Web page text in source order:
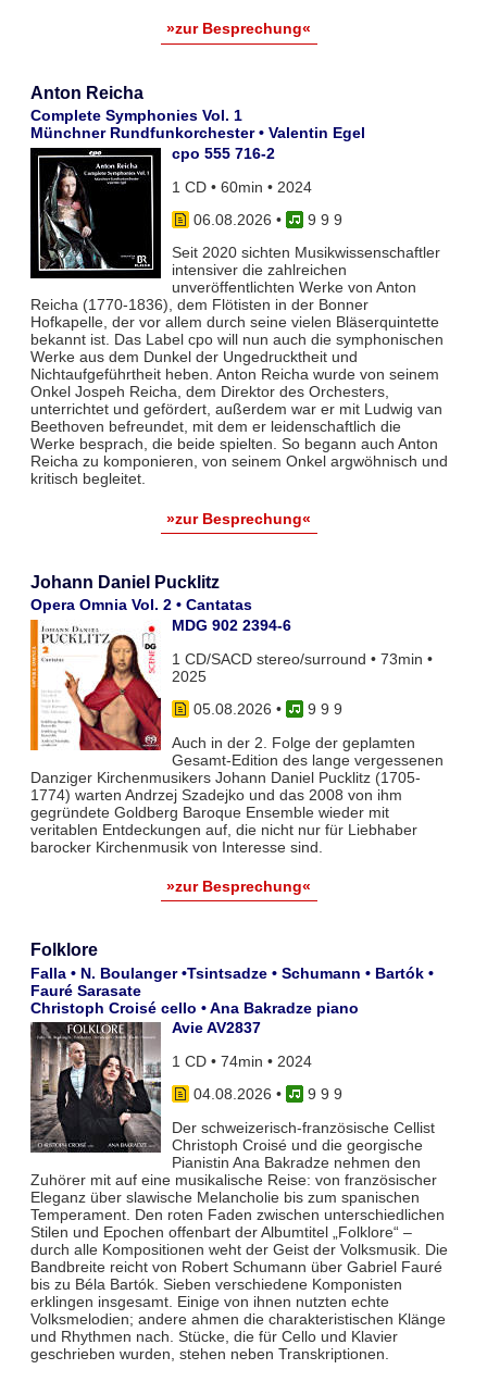
»zur Besprechung«
Anton Reicha
Complete Symphonies Vol. 1
Münchner Rundfunkorchester • Valentin Egel
cpo 555 716-2
1 CD • 60min • 2024
06.08.2026 •
9 9 9
Seit 2020 sichten Musikwissenschaftler
intensiver die zahlreichen
unveröffentlichten Werke von Anton
Reicha (1770-1836), dem Flötisten in der Bonner
Hofkapelle, der vor allem durch seine vielen Bläserquintette
bekannt ist. Das Label cpo will nun auch die symphonischen
Werke aus dem Dunkel der Ungedrucktheit und
Nichtaufgeführtheit heben. Anton Reicha wurde von seinem
Onkel Jospeh Reicha, dem Direktor des Orchesters,
unterrichtet und gefördert, außerdem war er mit Ludwig van
Beethoven befreundet, mit dem er leidenschaftlich die
Werke besprach, die beide spielten. So begann auch Anton
Reicha zu komponieren, von seinem Onkel argwöhnisch und
kritisch begleitet.
»zur Besprechung«
Johann Daniel Pucklitz
Opera Omnia Vol. 2 • Cantatas
MDG 902 2394-6
1 CD/SACD stereo/surround • 73min •
2025
05.08.2026 •
9 9 9
Auch in der 2. Folge der geplamten
Gesamt-Edition des lange vergessenen
Danziger Kirchenmusikers Johann Daniel Pucklitz (1705-
1774) warten Andrzej Szadejko und das 2008 von ihm
gegründete Goldberg Baroque Ensemble wieder mit
veritablen Entdeckungen auf, die nicht nur für Liebhaber
barocker Kirchenmusik von Interesse sind.
»zur Besprechung«
Folklore
Falla • N. Boulanger •Tsintsadze • Schumann • Bartók •
Fauré Sarasate
Christoph Croisé cello • Ana Bakradze piano
Avie AV2837
1 CD • 74min • 2024
04.08.2026 •
9 9 9
Der schweizerisch-französische Cellist
Christoph Croisé und die georgische
Pianistin Ana Bakradze nehmen den
Zuhörer mit auf eine musikalische Reise: von französischer
Eleganz über slawische Melancholie bis zum spanischen
Temperament. Den roten Faden zwischen unterschiedlichen
Stilen und Epochen offenbart der Albumtitel „Folklore“ –
durch alle Kompositionen weht der Geist der Volksmusik. Die
Bandbreite reicht von Robert Schumann über Gabriel Fauré
bis zu Béla Bartók. Sieben verschiedene Komponisten
erklingen insgesamt. Einige von ihnen nutzten echte
Volksmelodien; andere ahmen die charakteristischen Klänge
und Rhythmen nach. Stücke, die für Cello und Klavier
geschrieben wurden, stehen neben Transkriptionen.